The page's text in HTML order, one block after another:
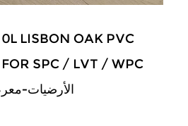
LISBON OAK PVC
SPC / LVT / WPC
الأرضيات-